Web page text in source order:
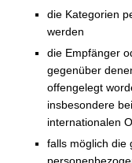
die Kategorien
werden
die Empfänger
gegenüber
offengelegt
insbesondere
internationalen
falls möglich die